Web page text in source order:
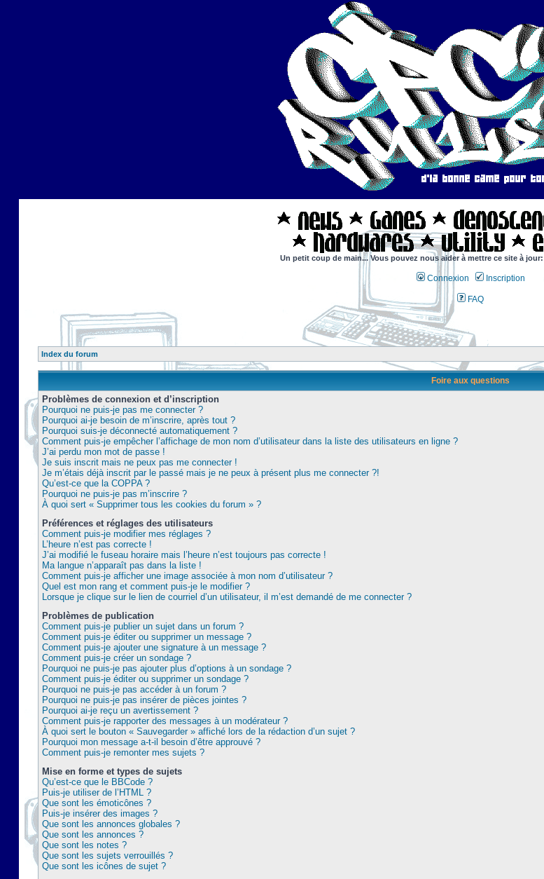
Un petit coup de main... Vous pouvez nous aider à mettre ce site à
Connexion Inscription
FAQ
Index du forum
Foire aux questions
Problèmes de connexion et d’inscription
Pourquoi ne puis-je pas me connecter ?
Pourquoi ai-je besoin de m’inscrire, après tout ?
Pourquoi suis-je déconnecté automatiquement ?
Comment puis-je empêcher l’affichage de mon nom d’utilisateur dans la liste des utilisateurs en ligne ?
J’ai perdu mon mot de passe !
Je suis inscrit mais ne peux pas me connecter !
Je m’étais déjà inscrit par le passé mais je ne peux à présent plus me connecter ?!
Qu’est-ce que la COPPA ?
Pourquoi ne puis-je pas m’inscrire ?
À quoi sert « Supprimer tous les cookies du forum » ?
Préférences et réglages des utilisateurs
Comment puis-je modifier mes réglages ?
L’heure n’est pas correcte !
J’ai modifié le fuseau horaire mais l’heure n’est toujours pas correcte !
Ma langue n’apparaît pas dans la liste !
Comment puis-je afficher une image associée à mon nom d’utilisateur ?
Quel est mon rang et comment puis-je le modifier ?
Lorsque je clique sur le lien de courriel d’un utilisateur, il m’est demandé de me connecter ?
Problèmes de publication
Comment puis-je publier un sujet dans un forum ?
Comment puis-je éditer ou supprimer un message ?
Comment puis-je ajouter une signature à un message ?
Comment puis-je créer un sondage ?
Pourquoi ne puis-je pas ajouter plus d’options à un sondage ?
Comment puis-je éditer ou supprimer un sondage ?
Pourquoi ne puis-je pas accéder à un forum ?
Pourquoi ne puis-je pas insérer de pièces jointes ?
Pourquoi ai-je reçu un avertissement ?
Comment puis-je rapporter des messages à un modérateur ?
À quoi sert le bouton « Sauvegarder » affiché lors de la rédaction d’un sujet ?
Pourquoi mon message a-t-il besoin d’être approuvé ?
Comment puis-je remonter mes sujets ?
Mise en forme et types de sujets
Qu’est-ce que le BBCode ?
Puis-je utiliser de l’HTML ?
Que sont les émoticônes ?
Puis-je insérer des images ?
Que sont les annonces globales ?
Que sont les annonces ?
Que sont les notes ?
Que sont les sujets verrouillés ?
Que sont les icônes de sujet ?